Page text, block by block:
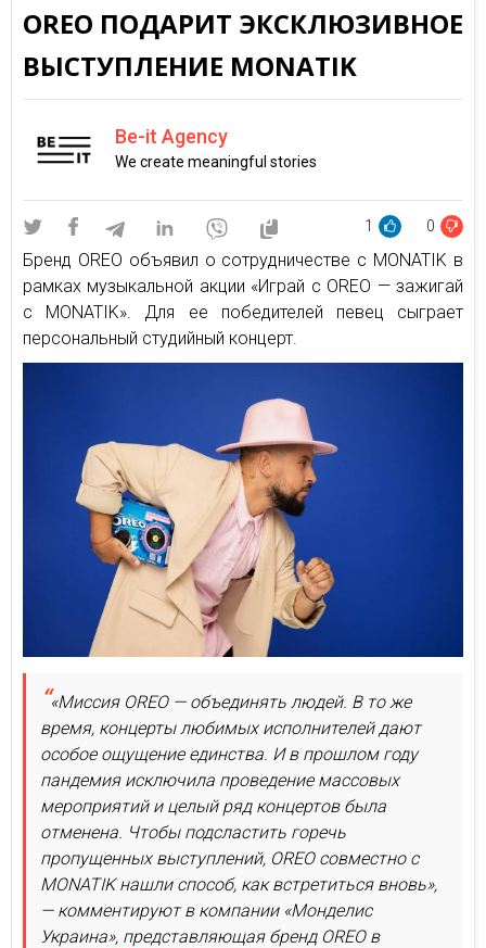
OREO ПОДАРИТ ЭКСКЛЮЗИВНОЕ
ВЫСТУПЛЕНИЕ MONATIK
Be-it Agency
We create meaningful stories
1 0
Бренд OREO объявил о сотрудничестве с MONATIK в
рамках музыкальной акции «Играй с OREO — зажигай
с MONATIK». Для ее победителей певец сыграет
персональный студийный концерт.
«Миссия OREO — объединять людей. В то же
время, концерты любимых исполнителей дают
особое ощущение единства. И в прошлом году
пандемия исключила проведение массовых
мероприятий и целый ряд концертов была
отменена. Чтобы подсластить горечь
пропущенных выступлений, OREO совместно с
MONATIK нашли способ, как встретиться вновь»,
— комментируют в компании «Монделис
Украина», представляющая бренд OREO в